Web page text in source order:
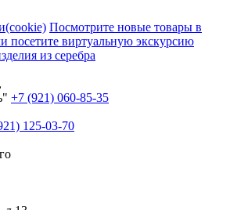
Посмотрите новые товары в
посетите виртуальную экскурсию
+7 (921) 060-85-35
125-03-70